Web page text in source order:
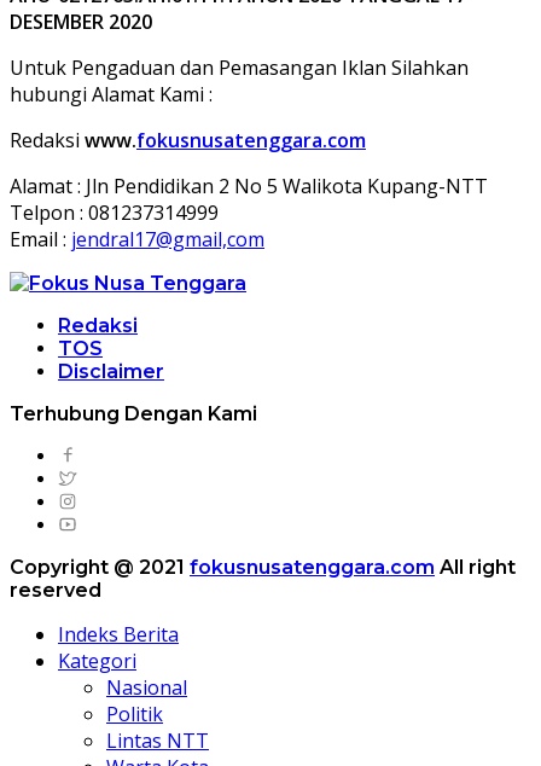
DESEMBER 2020
Untuk Pengaduan dan Pemasangan Iklan Silahkan
hubungi Alamat Kami :
Redaksi www.fokusnusatenggara.com
Alamat : Jln Pendidikan 2 No 5 Walikota Kupang-NTT
Telpon : 081237314999
Email : jendral17@gmail,com
Redaksi
TOS
Disclaimer
Terhubung Dengan Kami
Copyright @ 2021 fokusnusatenggara.com All right
reserved
Indeks Berita
Kategori
Nasional
Politik
Lintas NTT